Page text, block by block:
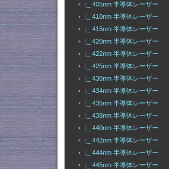
|_ 405nm 半導体レーザー
|_ 410nm 半導体レーザー
|_ 415nm 半導体レーザー
|_ 420nm 半導体レーザー
|_ 422nm 半導体レーザー
|_ 425nm 半導体レーザー
|_ 430nm 半導体レーザー
|_ 434nm 半導体レーザー
|_ 435nm 半導体レーザー
|_ 438nm 半導体レーザー
|_ 440nm 半導体レーザー
|_ 442nm 半導体レーザー
|_ 444nm 半導体レーザー
|_ 445nm 半導体レーザー